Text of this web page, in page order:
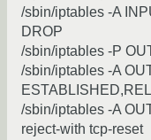
/sbin/iptables -A
DROP
/sbin/iptables -P
/sbin/iptables -A
/sbin/iptables -A
reject-with tcp-reset